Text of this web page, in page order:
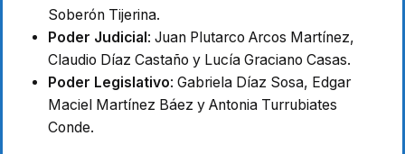
Soberón Tijerina.
Poder Judicial : Juan Plutarco Arcos Martínez,
Claudio Díaz Castaño y Lucía Graciano Casas.
Poder Legislativo: Gabriela Díaz Sosa, Edgar
Maciel Martínez Báez y Antonia Turrubiates
Conde.